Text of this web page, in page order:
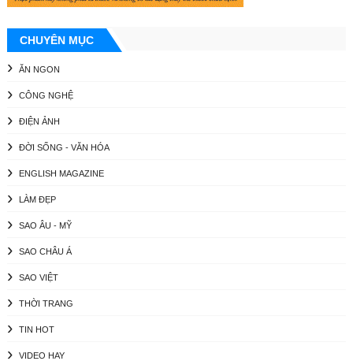
CHUYÊN MỤC
ĂN NGON
CÔNG NGHỆ
ĐIỆN ẢNH
ĐỜI SỐNG - VĂN HÓA
ENGLISH MAGAZINE
LÀM ĐẸP
SAO ÂU - MỸ
SAO CHÂU Á
SAO VIỆT
THỜI TRANG
TIN HOT
VIDEO HAY